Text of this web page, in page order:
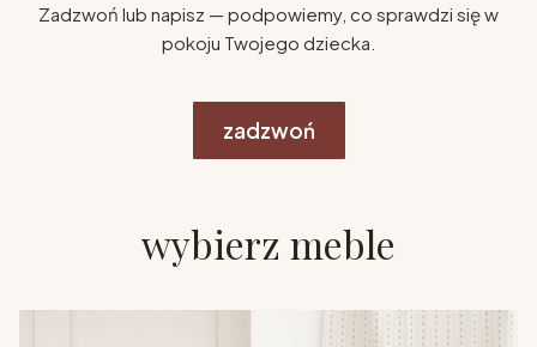
Zadzwoń lub napisz — podpowiemy, co sprawdzi się w
pokoju Twojego dziecka.
zadzwoń
wybierz meble